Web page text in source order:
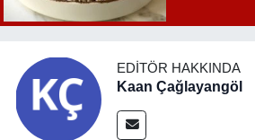
EDITÖR HAKKINDA
Kaan Çağlayangöl